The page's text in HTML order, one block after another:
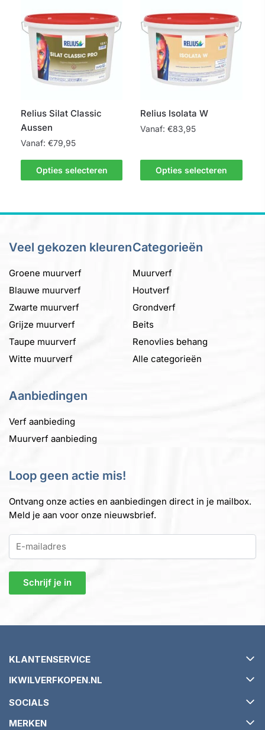
variaties.
Deze
optie
kan
gekozen
worden
de
productpagina
variaties.
Deze
optie
kan
gekozen
worden
de
productpagina
Relius Silat Classic
Aussen
Vanaf: €79,95
Opties selecteren
product
optie
gekozen
worden
op
de
productpagina
Relius Isolata W
Vanaf:€83,95
Opties selecteren
product
heeft
kan
worden
op
de
productpagina
Veel gekozen kleuren
Groene muurverf
Blauwe muurverf
Zwarte muurverf
Grijze muurverf
Taupe muurverf
Witte muurverf
Categorieën
Muurverf
Houtverf
Grondverf
Beits
Renovlies behang
Alle categorieën
Aanbiedingen
Verf aanbieding
Muurverf aanbieding
Loop geen actie mis!
Ontvang onze acties en aanbiedingen direct in je mailbox.
Meld je aan voor onze nieuwsbrief.
KLANTENSERVICE
Retourneren en ruilen
Garantie en klachtenbeleid
IKWILVERFKOPEN.NL
Over ikwilverfkopen.nl
Algemene voorwaarden
SOCIALS
MERKEN